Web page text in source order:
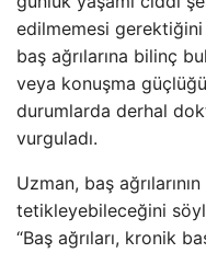
edilmemesi
baş ağrılarına bilinç
veya konuşma
durumlarda derhal
vurguladı.
Uzman, baş
tetikleyebileceğini
“Baş ağrıları, kronik